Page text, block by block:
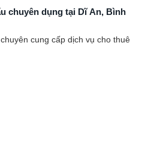
chuyên dụng tại Dĩ An, Bình
cung cấp dịch vụ cho thuê